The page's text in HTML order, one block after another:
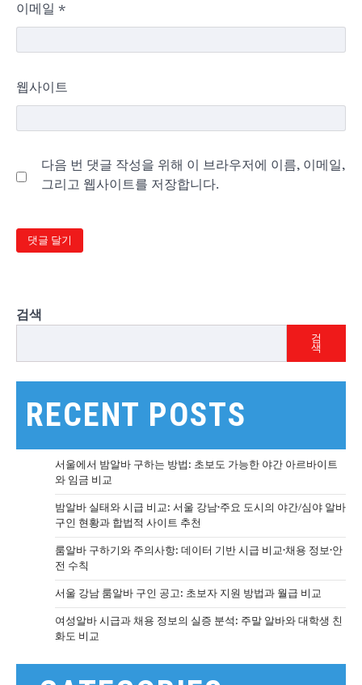
이메일 *
웹사이트
다음 번 댓글 작성을 위해 이 브라우저에 이름, 이메일,
그리고 웹사이트를 저장합니다.
검색
검
색
RECENT POSTS
서울에서 밤알바 구하는 방법: 초보도 가능한 야간 아르바이트
와 임금 비교
밤알바 실태와 시급 비교: 서울 강남·주요 도시의 야간/심야 알바
구인 현황과 합법적 사이트 추천
룸알바 구하기와 주의사항: 데이터 기반 시급 비교·채용 정보·안
전 수칙
서울 강남 룸알바 구인 공고: 초보자 지원 방법과 월급 비교
여성알바 시급과 채용 정보의 실증 분석: 주말 알바와 대학생 친
화도 비교